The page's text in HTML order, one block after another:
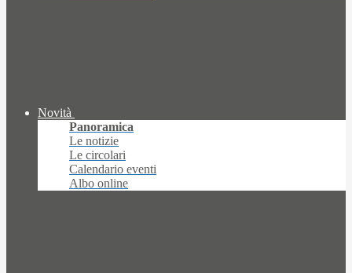
Novità
Panoramica
Le notizie
Le circolari
Calendario eventi
Albo online